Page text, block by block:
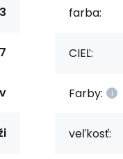
farba:
CIEĽ:
Farby:
veľkosť: